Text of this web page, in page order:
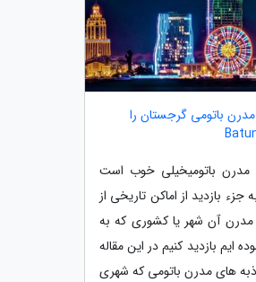
باتومی گرجستان را
مدرن باتومیخیلی خوب است
جزء بازدید از اماکن تاریخی از
آن شهر یا کشوری که به
ایم بازدید کنیم در این مقاله
های مدرن باتومی که شهری